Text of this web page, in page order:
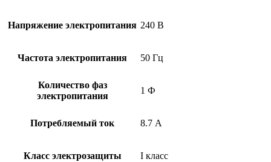
Напряжение электропитания 240 В
Частота электропитания 50 Гц
Количество фаз
электропитания
1 Ф
Потребляемый ток 8.7 А
Класс электрозащиты I класс